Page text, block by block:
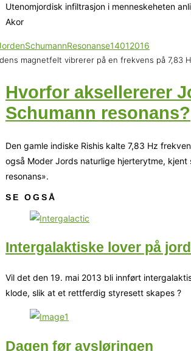
Utenomjordisk infiltrasjon i menneskeheten
Akor
magnetfelt vibrerer på en frekvens på 7,83
Hvorfor aksellererer
Schumann resonans?
Den gamle indiske Rishis kalte 7,83 Hz
også Moder Jords naturlige hjerterytme, kjent
resonans».
SE OGSÅ
Intergalaktiske lover på
Vil det den 19. mai 2013 bli innført
klode, slik at et rettferdig styresett skapes ?
Dagen før avsløringen